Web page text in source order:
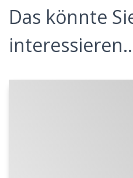
Das könnte